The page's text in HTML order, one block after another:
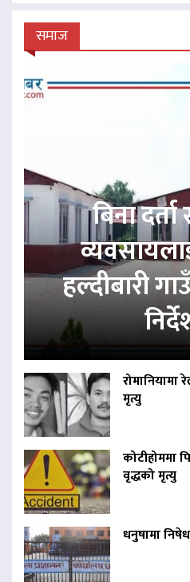
समाज
बिना
हल्दीबारी
मृत्यु
कोटीहोममा
वृद्धको मृत्यु
धनुषामा